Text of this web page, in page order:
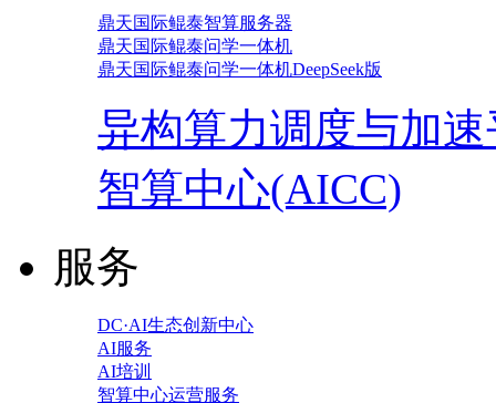
鼎天国际鲲泰智算服务器
鼎天国际鲲泰问学一体机
鼎天国际鲲泰问学一体机DeepSeek版
异构算力调度与加
智算中心(AICC)
服务
DC·AI生态创新中心
AI服务
AI培训
智算中心运营服务